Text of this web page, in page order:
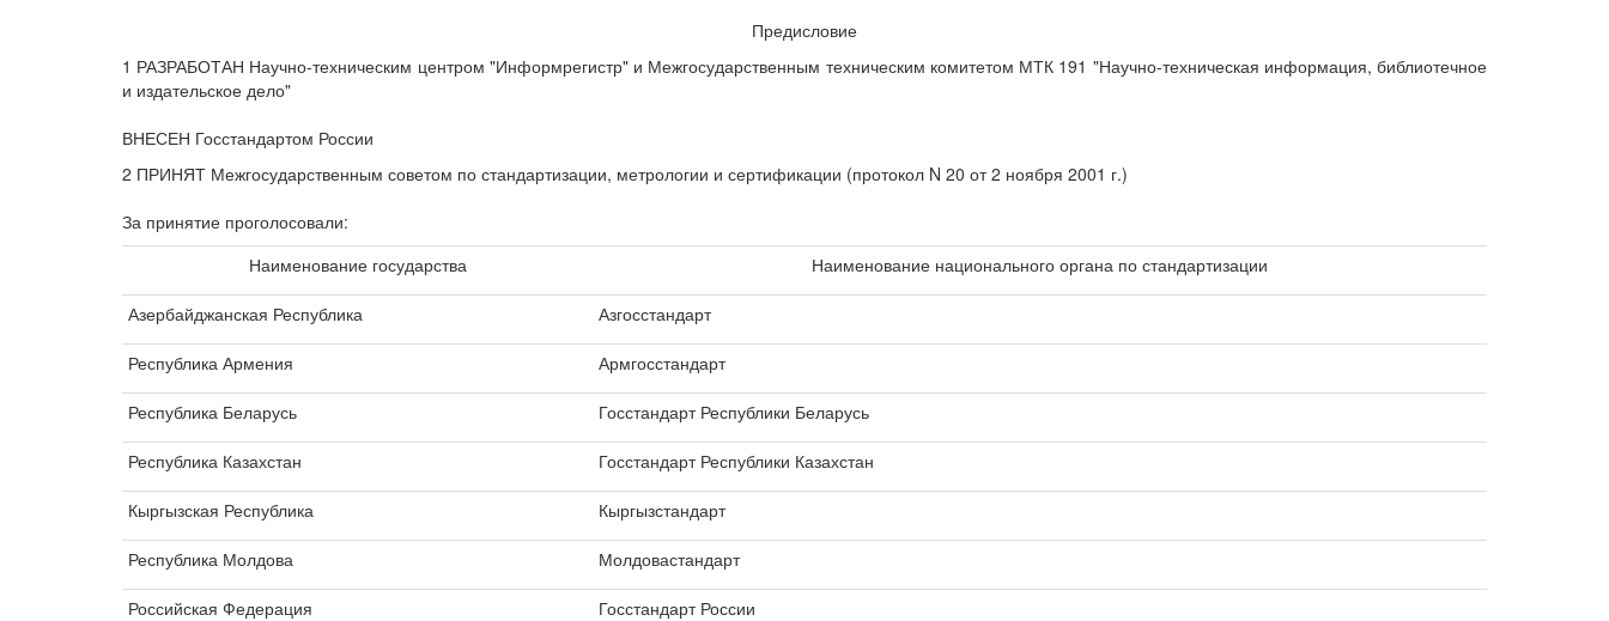
Предисловие
1 РАЗРАБОТАН Научно-техническим центром "Информрегистр" и Межгосударственным техническим комитетом МТК 191 "Научно-техническая информация, библиотечное
и издательское дело"
ВНЕСЕН Госстандартом России
2 ПРИНЯТ Межгосударственным советом по стандартизации, метрологии и сертификации (протокол N 20 от 2 ноября 2001 г.)
За принятие проголосовали:
Наименование государства
Наименование национального органа по стандартизации
Азербайджанская Республика Азгосстандарт
Республика Армения Армгосстандарт
Республика Беларусь Госстандарт Республики Беларусь
Республика Казахстан Госстандарт Республики Казахстан
Кыргызская Республика Кыргызстандарт
Республика Молдова Молдовастандарт
Российская Федерация Госстандарт России